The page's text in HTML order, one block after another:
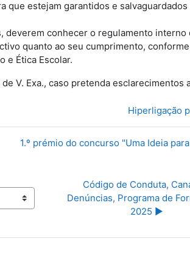
que estejam garantidos e salvaguardados
deverem conhecer o regulamento interno
quanto ao seu cumprimento,
e Ética Escolar.
V. Exa., caso pretenda esclarecimentos
Hiperligação
1.º prémio do concurso "Uma Ideia
Código de Conduta,
Denúncias, Programa de
2025 ▶︎